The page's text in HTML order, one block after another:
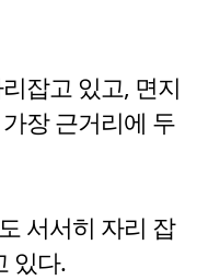
잡고 있고, 면지
장 근거리에 두
서서히 자리 잡
있다.